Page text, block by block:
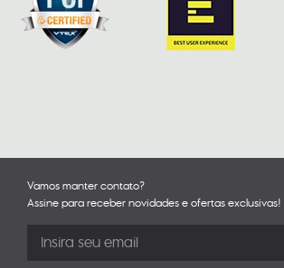
Vamos manter contato?
Assine para receber novidades e ofertas exclusivas!